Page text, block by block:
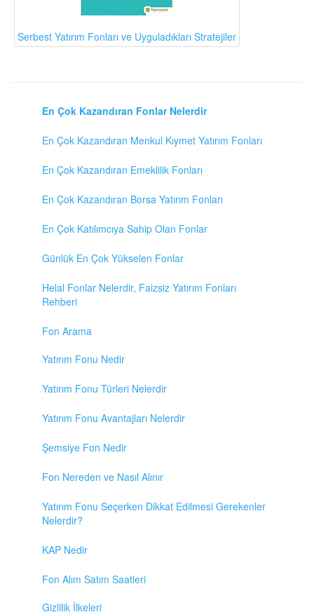
Serbest Yatırım Fonları ve Uyguladıkları Stratejiler
En Çok Kazandıran Fonlar Nelerdir
En Çok Kazandıran Menkul Kıymet Yatırım Fonları
En Çok Kazandıran Emeklilik Fonları
En Çok Kazandıran Borsa Yatırım Fonları
En Çok Katılımcıya Sahip Olan Fonlar
Günlük En Çok Yükselen Fonlar
Helal Fonlar Nelerdir, Faizsiz Yatırım Fonları
Rehberi
Fon Arama
Yatırım Fonu Nedir
Yatırım Fonu Türleri Nelerdir
Yatırım Fonu Avantajları Nelerdir
Şemsiye Fon Nedir
Fon Nereden ve Nasıl Alınır
Yatırım Fonu Seçerken Dikkat Edilmesi Gerekenler
Nelerdir?
KAP Nedir
Fon Alım Satım Saatleri
Gizlilik İlkeleri